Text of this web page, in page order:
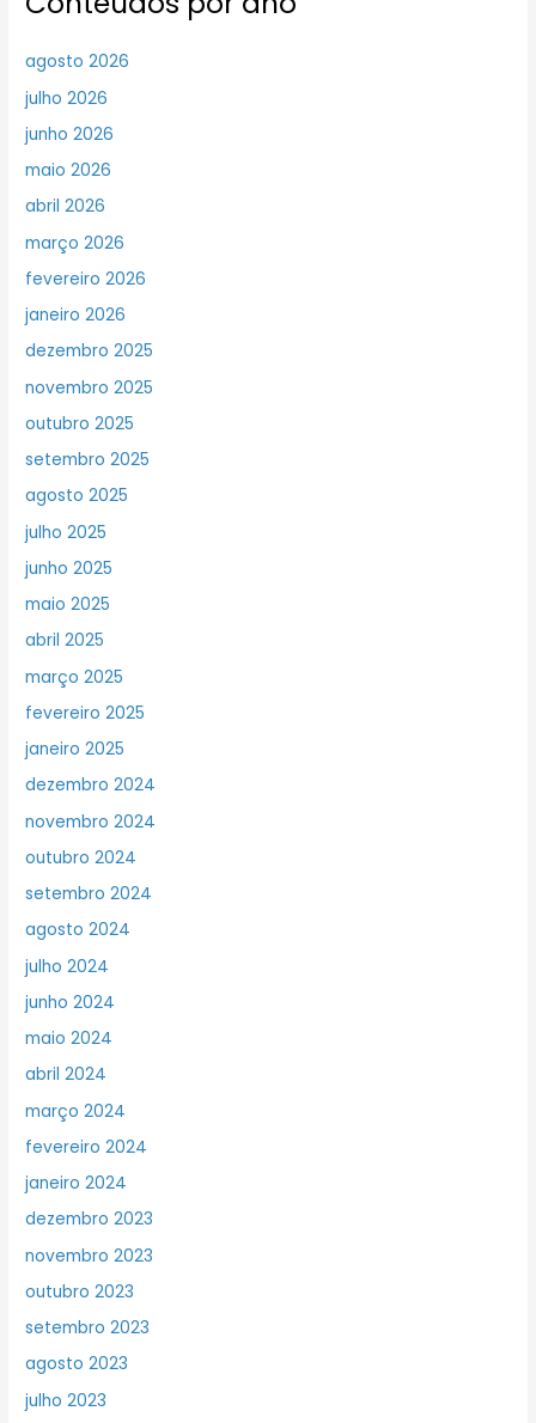
agosto 2026
julho 2026
junho 2026
maio 2026
abril 2026
março 2026
fevereiro 2026
janeiro 2026
dezembro 2025
novembro 2025
outubro 2025
setembro 2025
agosto 2025
julho 2025
junho 2025
maio 2025
abril 2025
março 2025
fevereiro 2025
janeiro 2025
dezembro 2024
novembro 2024
outubro 2024
setembro 2024
agosto 2024
julho 2024
junho 2024
maio 2024
abril 2024
março 2024
fevereiro 2024
janeiro 2024
dezembro 2023
novembro 2023
outubro 2023
setembro 2023
agosto 2023
julho 2023